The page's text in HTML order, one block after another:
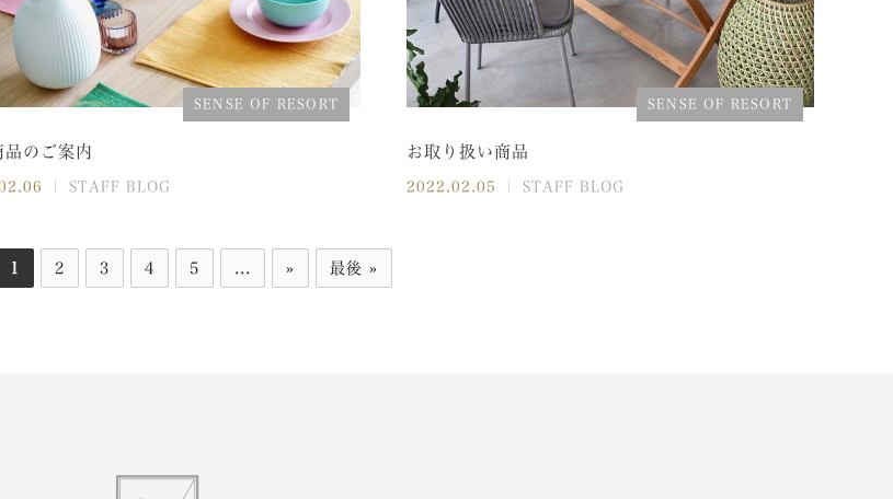
SENSE OF RESORT
品のご案内
｜ STAFF BLOG
SENSE OF RESORT
お取り扱い商品
2022.02.05 ｜ STAFF BLOG
1 2 3 4 5 ... » 最後 »